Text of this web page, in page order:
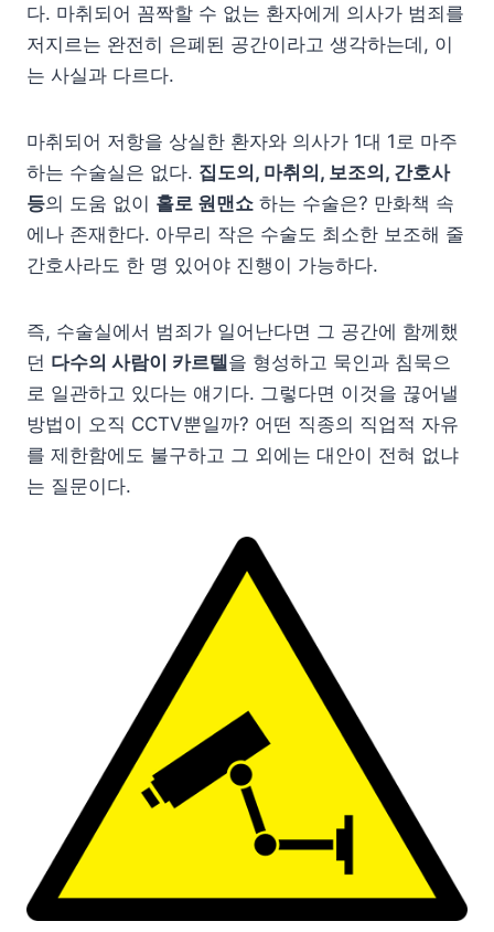
다. 마취되어 꼼짝할 수 없는 환자에게 의사가 범죄를
저지르는 완전히 은폐된 공간이라고 생각하는데, 이
는 사실과 다르다.
마취되어 저항을 상실한 환자와 의사가 1대 1로 마주
하는 수술실은 없다. 집도의, 마취의, 보조의, 간호사
등의 도움 없이 홀로 원맨쇼 하는 수술은? 만화책 속
에나 존재한다. 아무리 작은 수술도 최소한 보조해 줄
간호사라도 한 명 있어야 진행이 가능하다.
즉, 수술실에서 범죄가 일어난다면 그 공간에 함께했
던 다수의 사람이 카르텔을 형성하고 묵인과 침묵으
로 일관하고 있다는 얘기다. 그렇다면 이것을 끊어낼
방법이 오직 CCTV뿐일까? 어떤 직종의 직업적 자유
를 제한함에도 불구하고 그 외에는 대안이 전혀 없냐
는 질문이다.